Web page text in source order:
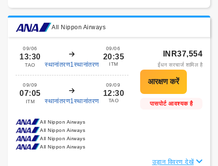
All Nippon Airways
09/06
13:30
TAO स्थानांतरण1स्थानांतरण
09/06
20:35
ITM
09/09
07:05
ITM स्थानांतरण1स्थानांतरण
09/09
12:30
TAO
INR37,554
ईंधन सरचार्ज शामिल है
पासपोर्ट आवश्यक है
All Nippon Airways
All Nippon Airways
All Nippon Airways
All Nippon Airways
उड़ान विवरण देखें